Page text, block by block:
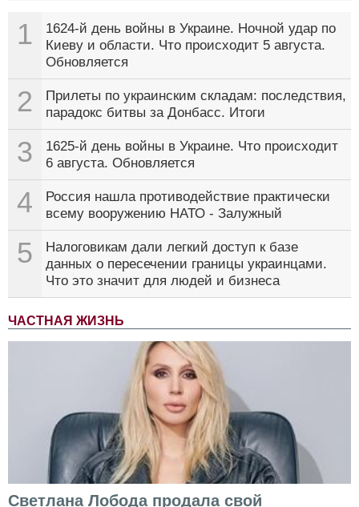
1
1624-й день войны в Украине. Ночной удар по
Киеву и области. Что происходит 5 августа.
Обновляется
2
Прилеты по украинским складам: последствия,
парадокс битвы за Донбасс. Итоги
3
1625-й день войны в Украине. Что происходит
6 августа. Обновляется
4
Россия нашла противодействие практически
всему вооружению НАТО - Залужный
5
Налоговикам дали легкий доступ к базе
данных о пересечении границы украинцами.
Что это значит для людей и бизнеса
ЧАСТНАЯ ЖИЗНЬ
Светлана Лобода продала свой